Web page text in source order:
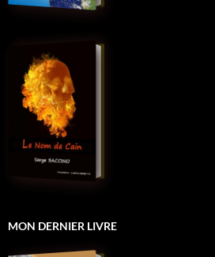
MON DERNIER LIVRE